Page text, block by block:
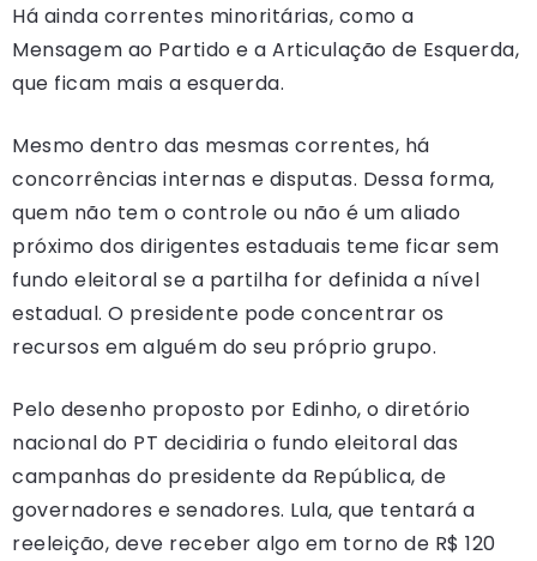
Há ainda correntes minoritárias, como a
Mensagem ao Partido e a Articulação de Esquerda,
que ficam mais a esquerda.
Mesmo dentro das mesmas correntes, há
concorrências internas e disputas. Dessa forma,
quem não tem o controle ou não é um aliado
próximo dos dirigentes estaduais teme ficar sem
fundo eleitoral se a partilha for definida a nível
estadual. O presidente pode concentrar os
recursos em alguém do seu próprio grupo.
Pelo desenho proposto por Edinho, o diretório
nacional do PT decidiria o fundo eleitoral das
campanhas do presidente da República, de
governadores e senadores. Lula, que tentará a
reeleição, deve receber algo em torno de R$ 120